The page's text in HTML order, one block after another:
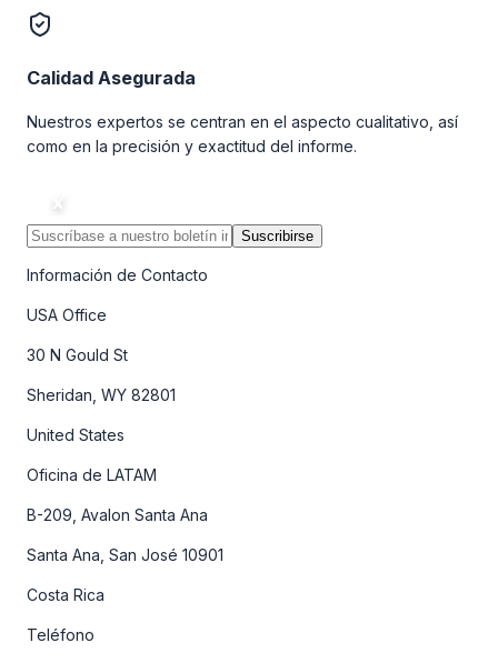
Calidad Asegurada
Nuestros expertos se centran en el aspecto cualitativo, así
como en la precisión y exactitud del informe.
Suscribirse
Información de Contacto
USA Office
30 N Gould St
Sheridan, WY 82801
United States
Oficina de LATAM
B-209, Avalon Santa Ana
Santa Ana, San José 10901
Costa Rica
Teléfono